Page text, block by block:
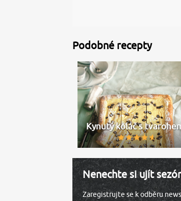
Podobné recepty
Kynutý koláč s
Nenechte si ujít
Zaregistrujte se k odběru